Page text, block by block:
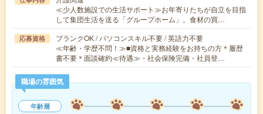
≪少人数施設での生活サポート≫お年寄りたちが自立を目指
して集団生活を送る「グループホーム」。食材の買…
応募資格
ブランクOK / パソコンスキル不要 / 英語力不要
≪年齢・学歴不問！≫■資格と実務経験をお持ちの方＊履歴
書不要＊面談確約≪待遇≫・社会保険完備・社員登…
職場の雰囲気
年齢層